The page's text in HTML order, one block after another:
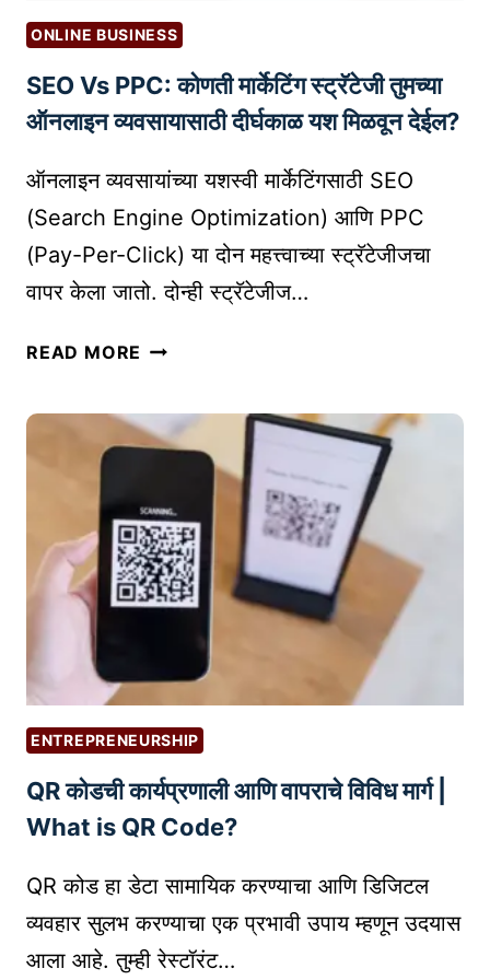
)
D
U
T
S
ह
त्त्वा
ची
सं
त
ळं
ONLINE BUSINESS
SEO Vs PPC: कोणती मार्केटिंग स्ट्रॅटेजी तुमच्या
ऑनलाइन व्यवसायासाठी दीर्घकाळ यश मिळवून देईल?
ऑनलाइन व्यवसायांच्या यशस्वी मार्केटिंगसाठी SEO
(Search Engine Optimization) आणि PPC
(Pay-Per-Click) या दोन महत्त्वाच्या स्ट्रॅटेजीजचा
वापर केला जातो. दोन्ही स्ट्रॅटेजीज…
READ MORE S
V
P
C
:
को
मा
र्के
टिं
ग
स्ट्रॅ
जी
म
च्या
ENTREPRENEURSHIP
QR कोडची कार्यप्रणाली आणि वापराचे विविध मार्ग |
What is QR Code?
QR कोड हा डेटा सामायिक करण्याचा आणि डिजिटल
व्यवहार सुलभ करण्याचा एक प्रभावी उपाय म्हणून उदयास
आला आहे. तुम्ही रेस्टॉरंट…